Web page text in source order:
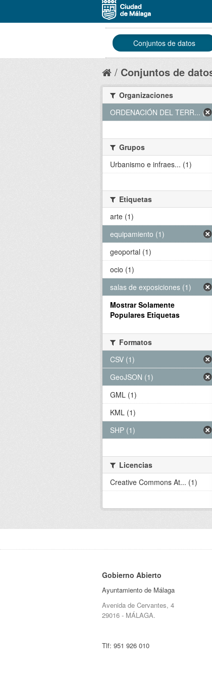
Conjuntos de datos
Conjuntos de
Organizaciones
ORDENACIÓN DEL TERR... (1)
Grupos
Urbanismo e infraes... (1)
Etiquetas
arte (1)
equipamiento (1)
geoportal (1)
ocio (1)
salas de exposiciones (1)
Mostrar Solamente
Populares Etiquetas
Formatos
CSV (1)
GeoJSON (1)
GML (1)
KML (1)
SHP (1)
Licencias
Creative Commons At... (1)
Gobierno Abierto
Ayuntamiento de Málaga
Avenida de Cervantes, 4
29016 - MÁLAGA.
Tlf: 951 926 010